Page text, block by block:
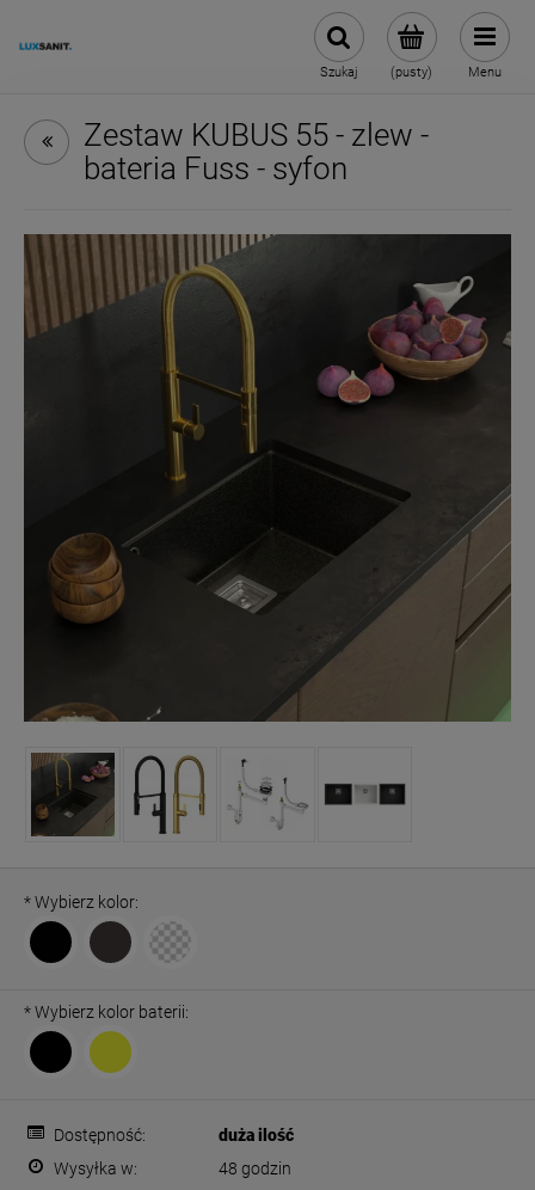
(pusty)
Szukaj Menu
Zestaw KUBUS 55 - zlew -
bateria Fuss - syfon
*Wybierz kolor:
*Wybierz kolor baterii:
Dostępność:
duża ilość
Wysyłka w:
48 godzin